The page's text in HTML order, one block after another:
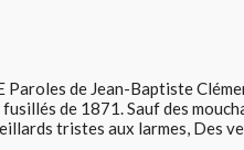
Paroles de Jean-Baptiste
de 1871. Sauf des
tristes aux larmes, Des